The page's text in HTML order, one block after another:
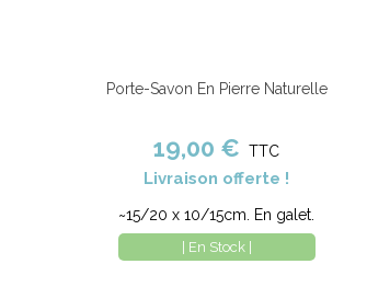
Ajouter au panier Comparer
Porte-Savon En Pierre Naturelle
19,00 € TTC
Livraison offerte !
~15/20 x 10/15cm. En galet.
| En Stock |